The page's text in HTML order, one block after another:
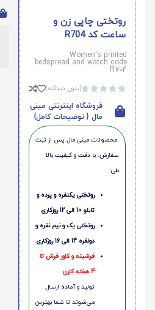
روتختی چاپی زن و
ساعت کد R704
Women's printed
bedspread and watch code
R704




(بدون دیدگاه)
فروشگاه اینترنتی مینی
مال { توضیحات کامل}
محصولات مینی‌ مال پس از ثبت
سفارش، با دقت و کیفیت بالا
طی:
روتختی یکنفره و پرده و
تابلو 10 الی 12 روزکاری
روتختی یک و نیم نفره و
دونفره 14 الی 16 روزکاری
فرشینه و کاور فرش تا
4 هفته کاری
تولید و آماده ارسال
می‌شوند تا شما بهترین